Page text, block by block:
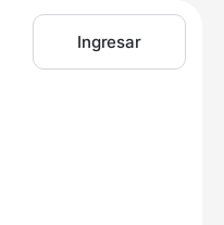
Ingresar